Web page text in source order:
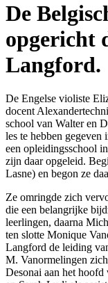
De
opgericht
Langford.
De Engelse violiste
docent
school van Walter en
les te hebben gegeven
een opleidingsschool
zijn daar opgeleid.
Lasne) en begon ze
Ze omringde zich
die een belangrijke
leerlingen, daarna
ten slotte Monique
Langford de leiding
M. Vanormelingen
Desonai aan het